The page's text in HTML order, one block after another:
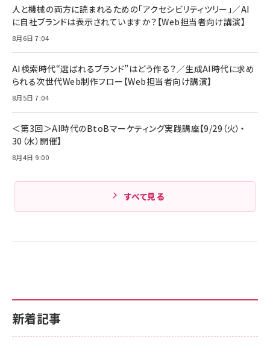
組織の成果を最大化する ルールのデザイン
￥1,980
Amazonランキングをもっと見る
技術基準適合】ブラック
￥5,990
ケーブル Anker絡まないケーブル 240W 結束バン
ド付き USB PD対応 シリコン素材採用 iPhone
17 / 16 / 15 / Galaxy iPad Pro MacBook
Pro/Air 各種対応 (1.8m ミッドナイトブラック)
￥1,890
サッポロ 生ビール 黒ラベル 350ml 缶 24本 ビー
ル ケース買い【6/30応募〆切! 黒ラベルビヤセラー
￥4,857
新着記事
人と機械の両方に読まれるための「アクセシビリティツリー」／AI
に自社ブランドは表示されていますか？【Web担当者向け講演】
8月6日 7:04
AI検索時代“選ばれるブランド”はどう作る？／生成AI時代に求め
られる次世代Web制作フロー【Web担当者向け講演】
8月5日 7:04
＜第3回＞AI時代のBtoBマーケティング実践講座【9/29（火）・
30（水）開催】
8月4日 9:00
すべて見る